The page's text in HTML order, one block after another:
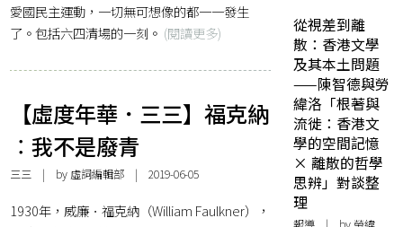
愛國民主運動，一切無可想像的都一一發生
了。包括六四清場的一刻。 (閱讀更多)
【虛度年華．三三】福克納
︰我不是廢青
三三 | by 虛詞編輯部 | 2019-06-05
1930年，威廉．福克納（William Faulkner），
從視差到離
散：香港文學
及其本土問題
——陳智德與勞
緯洛「根著與
流徙：香港文
學的空間記憶
× 離散的哲學
思辨」對談整
理